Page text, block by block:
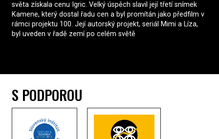
světa získala cenu Igric. Velký úspěch slavil její třetí snímek
Kamene, který dostal řadu cen a byl promítán jako předfilm v
rámci projektu 100. Její autorský projekt, seriál Mimi a Líza,
byl uveden v řadě zemí po celém světě
S PODPOROU